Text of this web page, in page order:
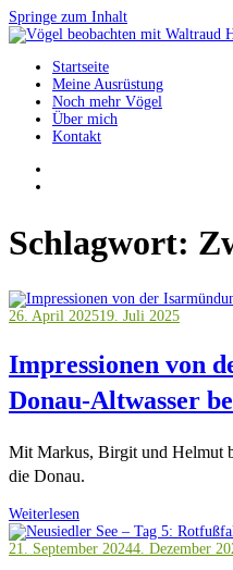
Springe zum Inhalt
Vögel beobachten mit
Startseite
Meine Ausrüstung
Noch mehr Vögel
Über mich
Kontakt
Schlagwort:
26. April 202519. Juli 2025
Impressionen von
Donau-Altwasser
Mit Markus, Birgit und Helmut
die Donau.
Weiterlesen
21. September 20244. Dezember